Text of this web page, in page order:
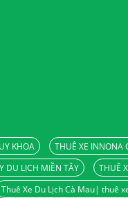
KHOA
THUÊ XE INNONA
DU LỊCH MIỀN TÂY
THUÊ
Thuê Xe Du Lịch Cà Mau| thuê